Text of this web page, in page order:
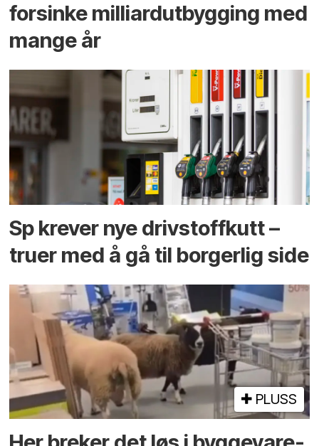
forsinke milliard­utbygging med
mange år
Sp krever nye drivstoffkutt –
truer med å gå til borgerlig side
PLUSS